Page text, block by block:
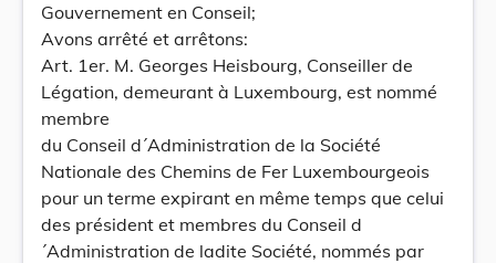
Gouvernement en Conseil;
Avons arrêté et arrêtons:
Art. 1er. M. Georges Heisbourg, Conseiller de
Légation, demeurant à Luxembourg, est nommé
membre
du Conseil d´Administration de la Société
Nationale des Chemins de Fer Luxembourgeois
pour un terme expirant en même temps que celui
des président et membres du Conseil d
´Administration de ladite Société, nommés par